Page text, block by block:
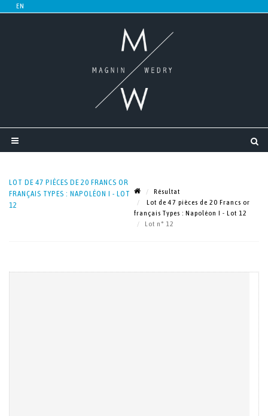
LOT DE 47 PIÈCES DE 20 FRANCS OR
FRANÇAIS TYPES : NAPOLÉON I - LOT
12
Résultat
Lot de 47 pièces de 20 Francs or
français Types : Napoléon I - Lot 12
Lot n° 12